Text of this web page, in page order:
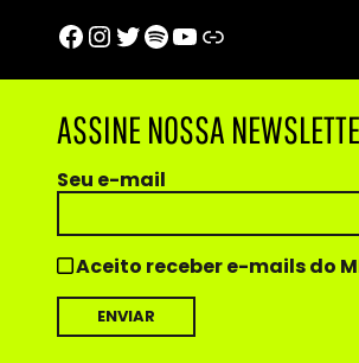
Facebook
Instagram
Twitter
Spotify
Youtube
Trip Advisor
ASSINE NOSSA
Seu e-mail
Aceito receber e-mails do